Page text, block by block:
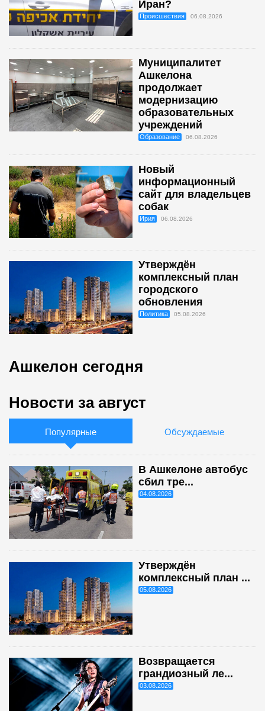
Иран?
Происшествия 06.08.2026
Муниципалитет
Ашкелона
продолжает
модернизацию
образовательных
учреждений
Образование 06.08.2026
Новый
информационный
сайт для владельцев
собак
Ирия 06.08.2026
Утверждён
комплексный план
городского
обновления
Политика 05.08.2026
Ашкелон сегодня
Новости за август
Популярные Обсуждаемые
В Ашкелоне автобус
сбил тре...
04.08.2026
Утверждён
комплексный план ...
05.08.2026
Возвращается
грандиозный ле...
03.08.2026